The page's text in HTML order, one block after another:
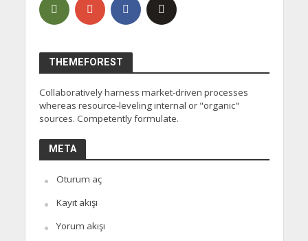
THEMEFOREST
Collaboratively harness market-driven processes
whereas resource-leveling internal or "organic"
sources. Competently formulate.
META
Oturum aç
Kayıt akışı
Yorum akışı